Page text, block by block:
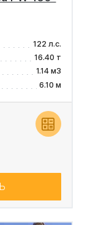
122 л.с.
16.40 т
1.14 м3
6.10 м